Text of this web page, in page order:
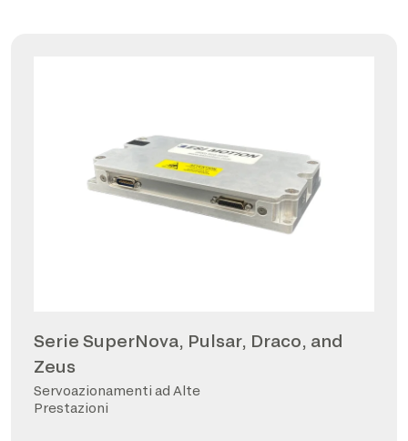
Serie SuperNova, Pulsar, Draco, and
Zeus
Servoazionamenti ad Alte
Prestazioni